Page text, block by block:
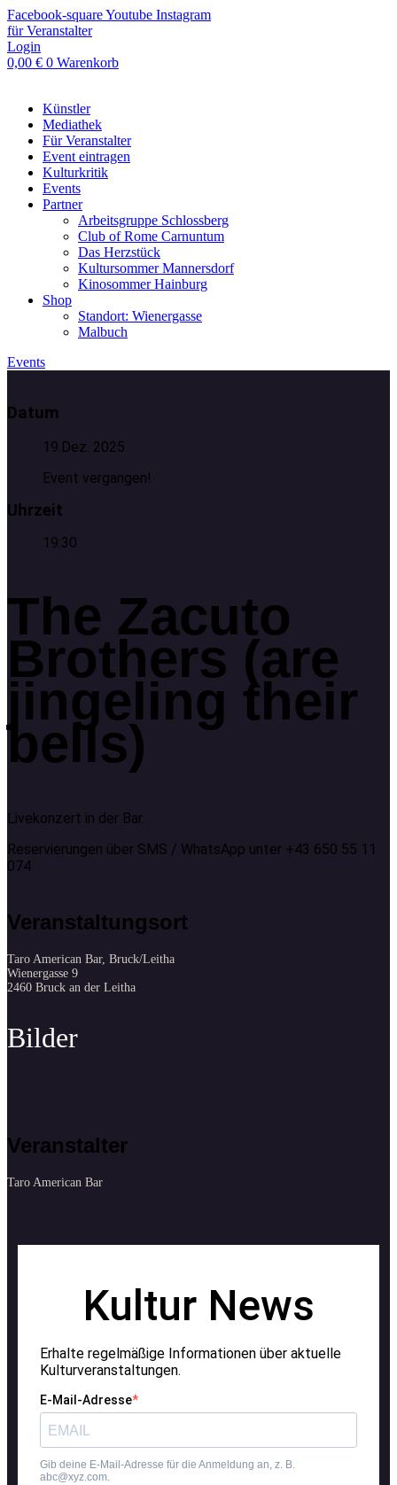
Zum
Inhalt
springen
Facebook-squareYoutube Instagram
für Veranstalter
Login
0,00 € 0 Warenkorb
Künstler
Mediathek
Für Veranstalter
Event eintragen
Kulturkritik
Events
Partner
Arbeitsgruppe Schlossberg
Club of Rome Carnuntum
Das Herzstück
Kultursommer Mannersdorf
Kinosommer Hainburg
Shop
Standort: Wienergasse
Malbuch
Events
Datum
19.Dez. 2025
Event vergangen!
Uhrzeit
19:30
The Zacuto
Brothers (are
jingeling their
bells)
Livekonzert in der Bar.
Reservierungen über SMS / WhatsApp unter +43 650 55 11
074
Veranstaltungsort
Taro American Bar, Bruck/Leitha
Wienergasse 9
2460 Bruck an der Leitha
Veranstalter
Taro American Bar
Kultur News
Erhalte regelmäßige Informationen über aktuelle
Kulturveranstaltungen.
E-Mail-Adresse
Gib deine E-Mail-Adresse für die Anmeldung an, z. B.
abc@xyz.com.